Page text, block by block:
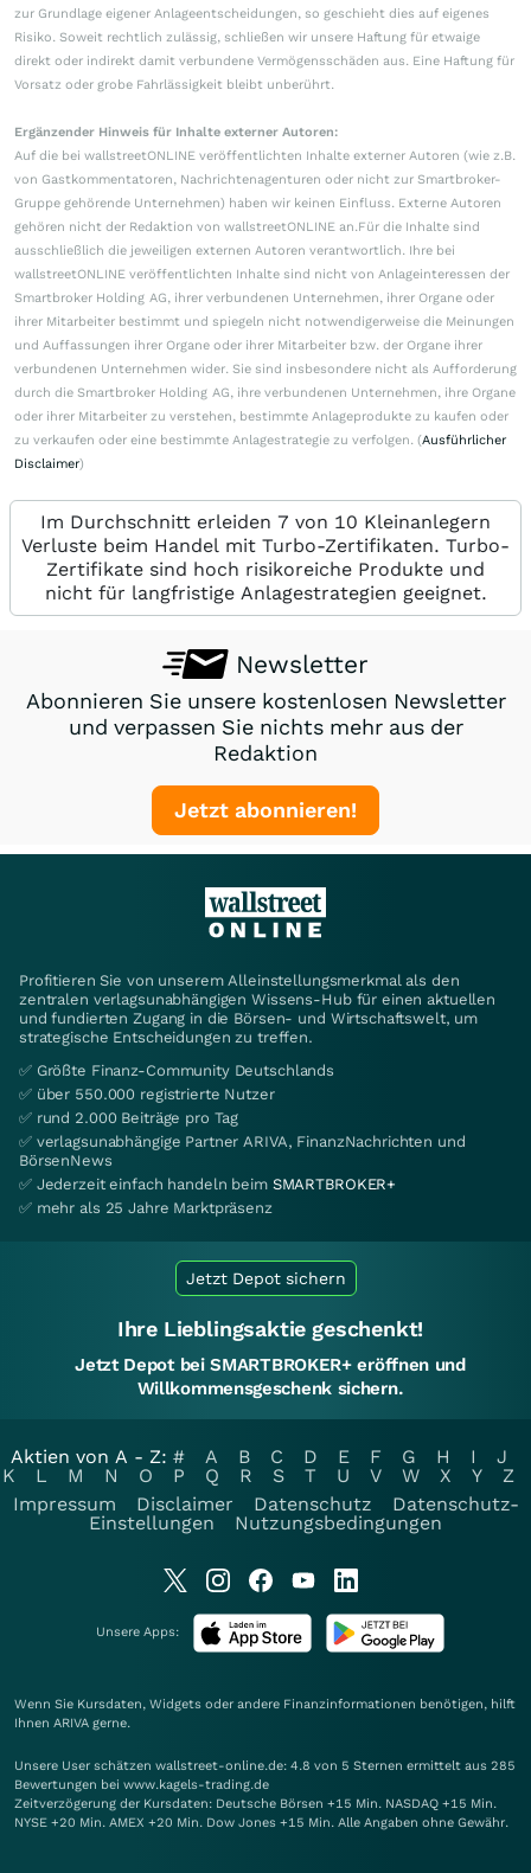
zur Grundlage eigener Anlageentscheidungen, so geschieht dies auf eigenes
Risiko. Soweit rechtlich zulässig, schließen wir unsere Haftung für etwaige
direkt oder indirekt damit verbundene Vermögensschäden aus. Eine Haftung für
Vorsatz oder grobe Fahrlässigkeit bleibt unberührt.
Ergänzender Hinweis für Inhalte externer Autoren:
Auf die bei wallstreetONLINE veröffentlichten Inhalte externer Autoren (wie z.B.
von Gastkommentatoren, Nachrichtenagenturen oder nicht zur Smartbroker-
Gruppe gehörende Unternehmen) haben wir keinen Einfluss. Externe Autoren
gehören nicht der Redaktion von wallstreetONLINE an.Für die Inhalte sind
ausschließlich die jeweiligen externen Autoren verantwortlich. Ihre bei
wallstreetONLINE veröffentlichten Inhalte sind nicht von Anlageinteressen der
Smartbroker Holding AG, ihrer verbundenen Unternehmen, ihrer Organe oder
ihrer Mitarbeiter bestimmt und spiegeln nicht notwendigerweise die Meinungen
und Auffassungen ihrer Organe oder ihrer Mitarbeiter bzw. der Organe ihrer
verbundenen Unternehmen wider. Sie sind insbesondere nicht als Aufforderung
durch die Smartbroker Holding AG, ihre verbundenen Unternehmen, ihre Organe
oder ihrer Mitarbeiter zu verstehen, bestimmte Anlageprodukte zu kaufen oder
zu verkaufen oder eine bestimmte Anlagestrategie zu verfolgen. (Ausführlicher
Disclaimer)
Im Durchschnitt erleiden 7 von 10 Kleinanlegern
Verluste beim Handel mit Turbo-Zertifikaten. Turbo-
Zertifikate sind hoch risikoreiche Produkte und
nicht für langfristige Anlagestrategien geeignet.
Newsletter
Abonnieren Sie unsere kostenlosen Newsletter
und verpassen Sie nichts mehr aus der
Redaktion
Jetzt abonnieren!
Profitieren Sie von unserem Alleinstellungsmerkmal als den
zentralen verlagsunabhängigen Wissens-Hub für einen aktuellen
und fundierten Zugang in die Börsen- und Wirtschaftswelt, um
strategische Entscheidungen zu treffen.
✅ Größte Finanz-Community Deutschlands
✅ über 550.000 registrierte Nutzer
✅ rund 2.000 Beiträge pro Tag
✅ verlagsunabhängige Partner ARIVA, FinanzNachrichten und
BörsenNews
✅ Jederzeit einfach handeln beim SMARTBROKER+
✅ mehr als 25 Jahre Marktpräsenz
Jetzt Depot sichern
Ihre Lieblingsaktie geschenkt!
Jetzt Depot bei SMARTBROKER+ eröffnen und
Willkommensgeschenk sichern.
Aktien von A - Z: # A B C D E F G H I
J
K
L M N O P Q R S T U V W X Y
Z
Impressum
Disclaimer Datenschutz
Datenschutz-
Einstellungen
Nutzungsbedingungen
Unsere Apps:
Wenn Sie Kursdaten, Widgets oder andere Finanzinformationen benötigen, hilft
Ihnen ARIVA gerne.
Unsere User schätzen wallstreet-online.de: 4.8 von 5 Sternen ermittelt aus 285
Bewertungen bei www.kagels-trading.de
Zeitverzögerung der Kursdaten: Deutsche Börsen +15 Min. NASDAQ +15 Min.
NYSE +20 Min. AMEX +20 Min. Dow Jones +15 Min. Alle Angaben ohne Gewähr.